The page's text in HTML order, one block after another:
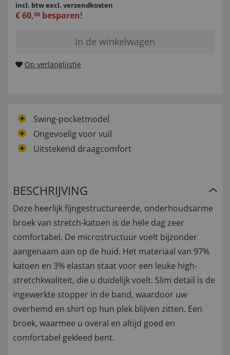
incl. btwexcl. verzendkosten
€60,00 besparen!
In de winkelwagen
Op verlanglijstje
Swing-pocketmodel
Ongevoelig voor vuil
Uitstekend draagcomfort
BESCHRIJVING
Deze heerlijk fijngestructureerde, onderhoudsarme
broek van stretch-katoen is de hele dag zeer
comfortabel. De microstructuur voelt bijzonder
aangenaam aan op de huid. Het materiaal van 97%
katoen en 3% elastan staat voor een leuke high-
stretchkwaliteit, die u duidelijk voelt. Slim detail is de
ingewerkte stopper in de band, waardoor uw
overhemd en shirt op hun plek blijven zitten. Een
broek, waarmee u overal en altijd goed en
comfortabel gekleed bent.